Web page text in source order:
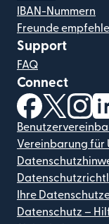
IBAN-Nummern
Freunde
Support
FAQ
Connect
(wird in(wird in
Vereinbarung für
Ihre
Datenschutz –